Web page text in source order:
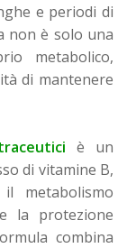
e periodi di
non è solo una
metabolico,
di mantenere
è un
di vitamine B,
metabolismo
la protezione
combina